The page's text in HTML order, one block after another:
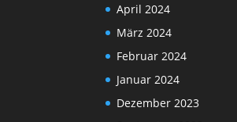
April 2024
März 2024
Februar 2024
Januar 2024
Dezember 2023